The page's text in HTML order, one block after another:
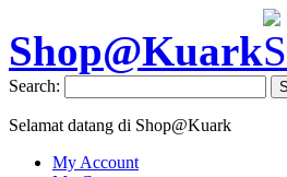
Shop@Kuark
Search:
Selamat datang di Shop@Kuark
My Account